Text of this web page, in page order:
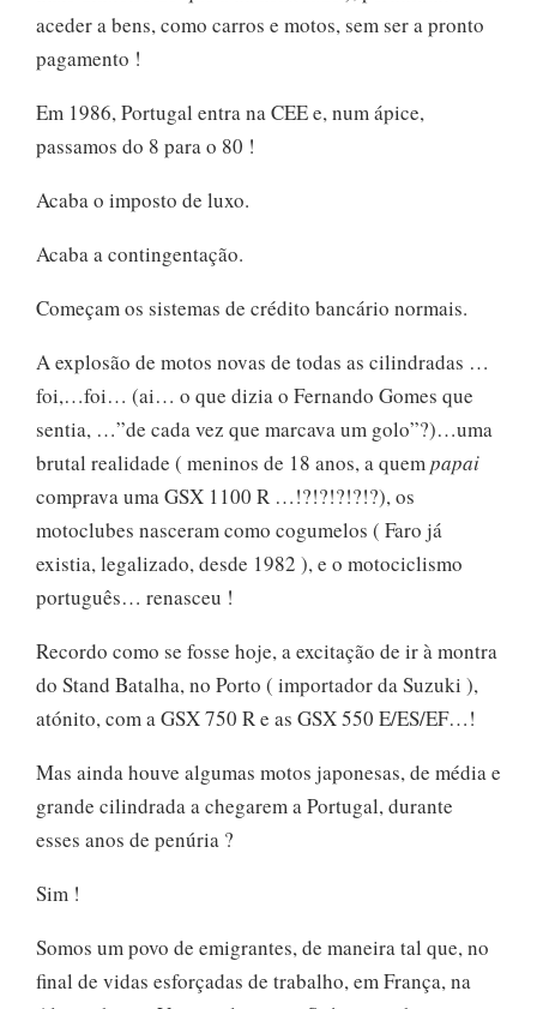
aceder a bens, como carros e motos, sem ser a pronto
pagamento !
Em 1986, Portugal entra na CEE e, num ápice,
passamos do 8 para o 80 !
Acaba o imposto de luxo.
Acaba a contingentação.
Começam os sistemas de crédito bancário normais.
A explosão de motos novas de todas as cilindradas …
foi,…foi… (ai… o que dizia o Fernando Gomes que
sentia, …”de cada vez que marcava um golo”?)…uma
brutal realidade ( meninos de 18 anos, a quem papai
comprava uma GSX 1100 R …!?!?!?!?!?), os
motoclubes nasceram como cogumelos ( Faro já
existia, legalizado, desde 1982 ), e o motociclismo
português… renasceu !
Recordo como se fosse hoje, a excitação de ir à montra
do Stand Batalha, no Porto ( importador da Suzuki ),
atónito, com a GSX 750 R e as GSX 550 E/ES/EF…!
Mas ainda houve algumas motos japonesas, de média e
grande cilindrada a chegarem a Portugal, durante
esses anos de penúria ?
Sim !
Somos um povo de emigrantes, de maneira tal que, no
final de vidas esforçadas de trabalho, em França, na